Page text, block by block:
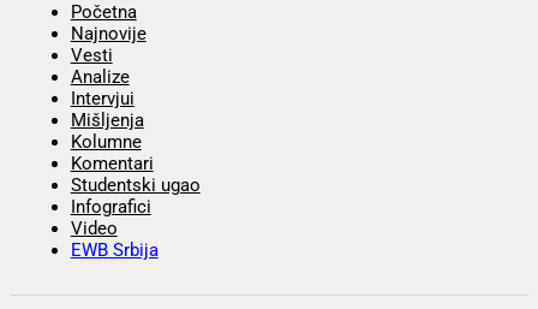
Početna
Najnovije
Vesti
Analize
Intervjui
Mišljenja
Kolumne
Komentari
Studentski ugao
Infografici
Video
EWB Srbija